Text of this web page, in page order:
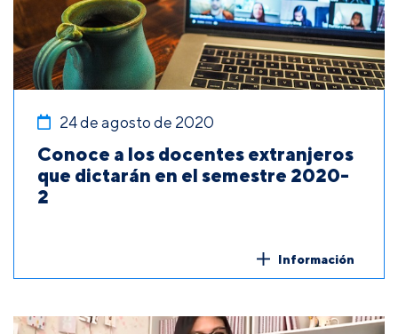
24 de agosto de 2020
Conoce a los docentes extranjeros
que dictarán en el semestre 2020-
2
Información